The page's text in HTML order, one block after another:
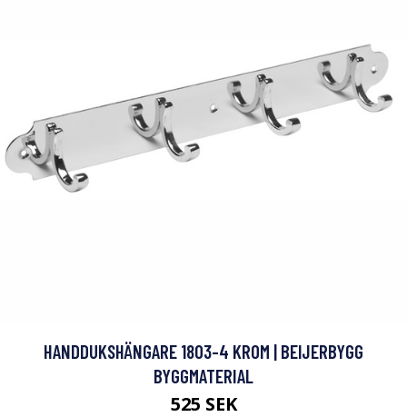
HANDDUKSHÄNGARE 1803-4 KROM | BEIJERBYGG
BYGGMATERIAL
525 SEK